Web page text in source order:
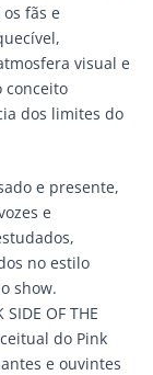
fãs e
visual e
conceito
dos limites do
e presente,
e
no estilo
show.
OF THE
do Pink
e ouvintes